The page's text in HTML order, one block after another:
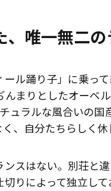
、唯一無二
ル踊り子」に乗っ
まりとしたオーベ
ュラルな風合いの
、自分たちらしく休
スはない。別荘と
りによって独立し